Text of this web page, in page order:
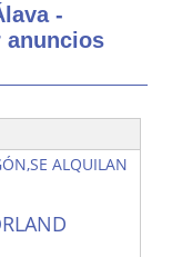
-
anuncios